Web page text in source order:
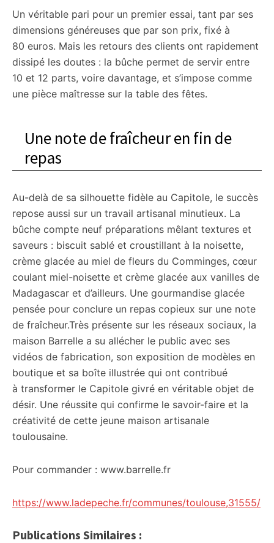
Un véritable pari pour un premier essai, tant par ses
dimensions généreuses que par son prix, fixé à
80 euros. Mais les retours des clients ont rapidement
dissipé les doutes : la bûche permet de servir entre
10 et 12 parts, voire davantage, et s’impose comme
une pièce maîtresse sur la table des fêtes.
Une note de fraîcheur en fin de
repas
Au-delà de sa silhouette fidèle au Capitole, le succès
repose aussi sur un travail artisanal minutieux. La
bûche compte neuf préparations mêlant textures et
saveurs : biscuit sablé et croustillant à la noisette,
crème glacée au miel de fleurs du Comminges, cœur
coulant miel-noisette et crème glacée aux vanilles de
Madagascar et d’ailleurs. Une gourmandise glacée
pensée pour conclure un repas copieux sur une note
de fraîcheur.Très présente sur les réseaux sociaux, la
maison Barrelle a su allécher le public avec ses
vidéos de fabrication, son exposition de modèles en
boutique et sa boîte illustrée qui ont contribué
à transformer le Capitole givré en véritable objet de
désir. Une réussite qui confirme le savoir-faire et la
créativité de cette jeune maison artisanale
toulousaine.
Pour commander : www.barrelle.fr
https://www.ladepeche.fr/communes/toulouse,31555/
Publications Similaires :